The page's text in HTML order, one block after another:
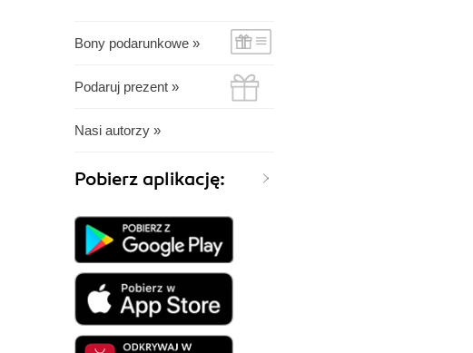
Bony podarunkowe »
Podaruj prezent »
Nasi autorzy »
Pobierz aplikację: